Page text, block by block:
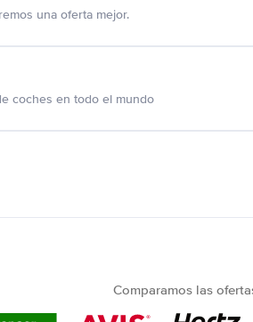
una oferta mejor.
coches en todo el mundo
Comparamos las